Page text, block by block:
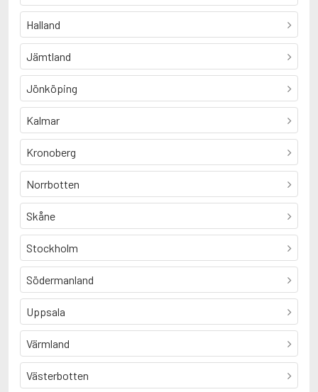
Halland
Jämtland
Jönköping
Kalmar
Kronoberg
Norrbotten
Skåne
Stockholm
Södermanland
Uppsala
Värmland
Västerbotten